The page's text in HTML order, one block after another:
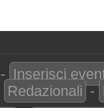
- Inserisci
Redazionali -